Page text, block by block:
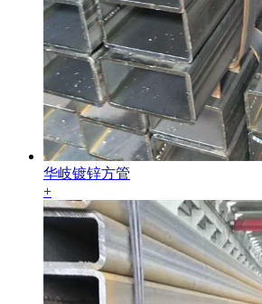
华岐镀锌方管
+